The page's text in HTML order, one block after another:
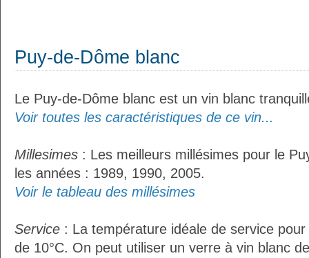
Puy-de-Dôme blanc
Le Puy-de-Dôme blanc est un vin blanc
Voir toutes les caractéristiques de ce vin...
Millesimes : Les meilleurs millésimes pour le
les années : 1989, 1990, 2005.
Voir le tableau des millésimes
Service : La température idéale de service
de 10°C. On peut utiliser un verre à vin blanc